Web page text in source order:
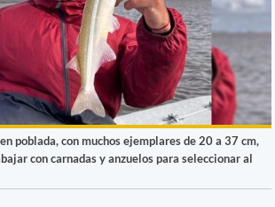
poblada, con muchos ejemplares de 20 a 37 cm,
con carnadas y anzuelos para seleccionar al